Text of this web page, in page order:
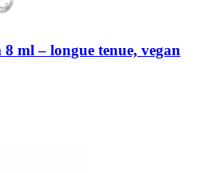
ml – longue tenue, vegan